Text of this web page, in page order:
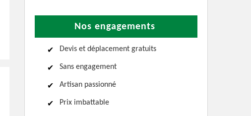
Nos engagements
Devis et déplacement gratuits
Sans engagement
Artisan passionné
Prix imbattable